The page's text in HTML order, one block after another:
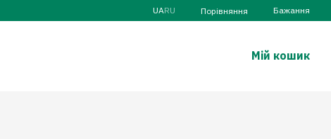
UARU Порівняння Бажання
Мій кошик